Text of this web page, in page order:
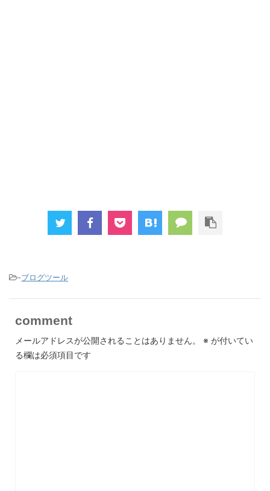
-ブログツール
comment
メールアドレスが公開されることはありません。 ※ が付いてい
る欄は必須項目です